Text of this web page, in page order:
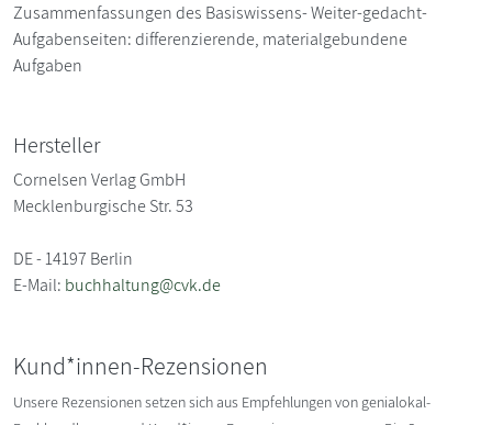
Zusammenfassungen des Basiswissens- Weiter-gedacht-
Aufgabenseiten: differenzierende, materialgebundene
Aufgaben
Hersteller
Cornelsen Verlag GmbH
Mecklenburgische Str. 53
DE - 14197 Berlin
E-Mail: buchhaltung@cvk.de
Kund*innen-Rezensionen
Unsere Rezensionen setzen sich aus Empfehlungen von genialokal-